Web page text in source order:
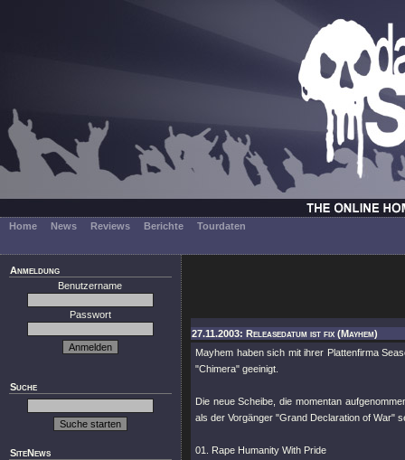
Home News Reviews Berichte Tourdaten
Anmeldung
Benutzername
Passwort
Suche
SiteNews
27.11.2003: Releasedatum ist fix (Mayhem)
Mayhem haben sich mit ihrer Plattenfirma
"Chimera" geeinigt.
Die neue Scheibe, die momentan
als der Vorgänger "Grand Declaration of War"
01. Rape Humanity With Pride